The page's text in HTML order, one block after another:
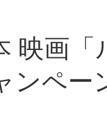
映画
ンペー